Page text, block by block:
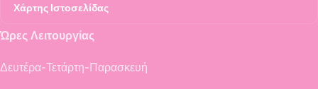
Χάρτης Ιστοσελίδας
Ώρες Λειτουργίας
Δευτέρα-Τετάρτη-Παρασκευή